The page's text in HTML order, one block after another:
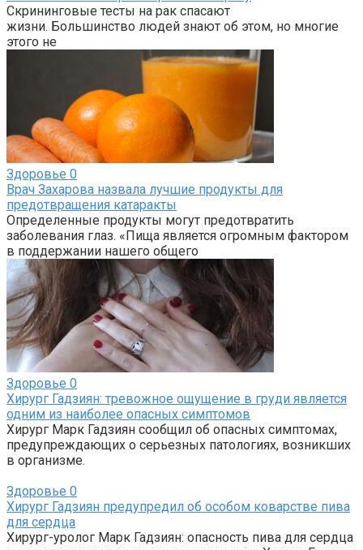
Скрининговые тесты на рак спасают
жизни. Большинство людей знают об этом, но многие
этого не
Здоровье 0
Врач Захарова назвала лучшие продукты для
предотвращения катаракты
Определенные продукты могут предотвратить
заболевания глаз. «Пища является огромным фактором
в поддержании нашего общего
Здоровье 0
Хирург Гадзиян: тревожное ощущение в груди является
одним из наиболее опасных симптомов
Хирург Марк Гадзиян сообщил об опасных симптомах,
предупреждающих о серьезных патологиях, возникших
в организме.
Здоровье 0
Хирург Гадзиян предупредил об особом коварстве пива
для сердца
Хирург-уролог Марк Гадзиян: опасность пива для сердца